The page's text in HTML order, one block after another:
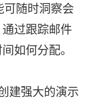
随时洞察会
过跟踪邮件
如何分配。
建强大的演示